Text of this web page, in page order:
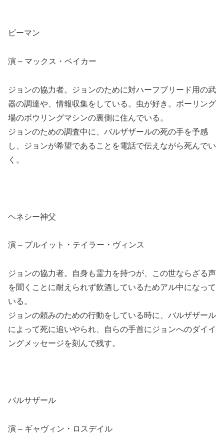
ビーマン
演 – マックス・ベイカー
ジョンの協力者。ジョンのために対ハーフブリード用の武
器の調達や、情報収集をしている。虫が好き。ボーリング
場のボウリングマシンの裏側に住んでいる。
ジョンのための調査中に、バルザザールの死の手を予感
し、ジョンが希望であることを電話で伝えながら死んでい
く。
ヘネシー神父
演 – プルイット・テイラー・ヴィンス
ジョンの協力者。自身も霊力を持つが、この世ならざる声
を聞くことに耐えられず飲酒しているためアル中になって
いる。
ジョンの頼みのための行動をしている時に、バルザザール
によって死に追いやられ、自らの手首にジョンへのダイイ
ングメッセージを刻んで残す。
バルサザール
演 – ギャヴィン・ロスデイル